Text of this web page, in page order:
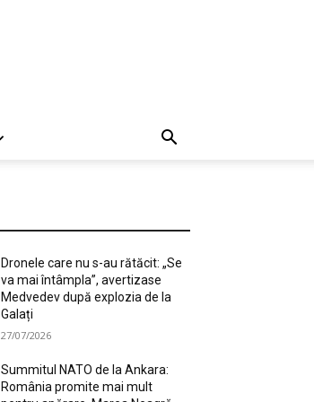
Dronele care nu s-au rătăcit: „Se
va mai întâmpla”, avertizase
Medvedev după explozia de la
Galați
27/07/2026
Summitul NATO de la Ankara:
România promite mai mult